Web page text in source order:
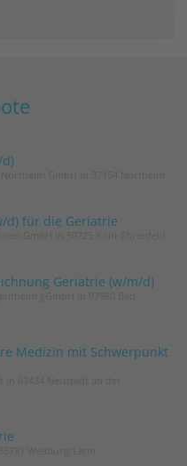
d) für die Geriatrie
Geriatrie (w/m/d)
Medizin mit Schwerpunkt